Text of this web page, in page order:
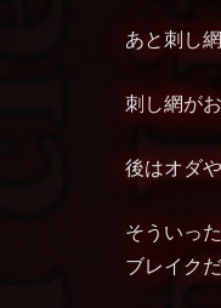
あと刺し
刺し網が
後はオダ
そういっ
ブレイク